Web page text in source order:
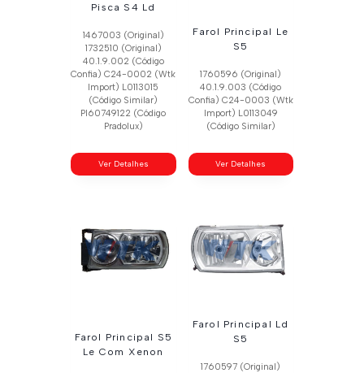
Pisca S4 Ld
1467003 (Original)
1732510 (Original)
40.1.9.002 (Código
Confia) C24-0002 (Wtk
Import) L0113015
(Código Similar)
Pl60749122 (Código
Pradolux)
Ver Detalhes
Farol Principal Le
S5
1760596 (Original)
40.1.9.003 (Código
Confia) C24-0003 (Wtk
Import) L0113049
(Código Similar)
Ver Detalhes
Farol Principal S5
Le Com Xenon
Farol Principal Ld
S5
1760597 (Original)